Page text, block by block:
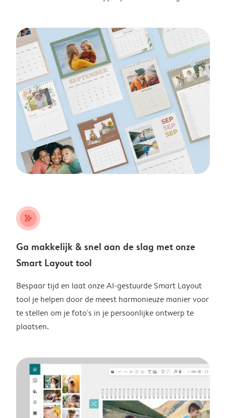
stars_plus
Ga makkelijk & snel aan de slag met onze
Smart Layout tool
Bespaar tijd en laat onze AI-gestuurde Smart Layout
tool je helpen door de meest harmonieuze manier voor
te stellen om je foto's in je persoonlijke ontwerp te
plaatsen.